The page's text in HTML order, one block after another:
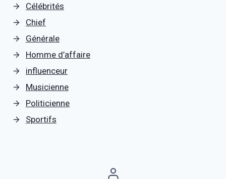
Célébrités
Chief
Générale
Homme d’affaire
influenceur
Musicienne
Politicienne
Sportifs